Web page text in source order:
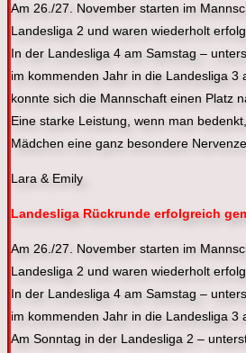
Am 26./27. November starten im
Landesliga 2 und waren wiederholt
In der Landesliga 4 am Samstag –
im kommenden Jahr in die Landesliga
konnte sich die Mannschaft einen Platz
Eine starke Leistung, wenn man
Mädchen eine ganz besondere
Lara & Emily
Landesliga Rückrunde erfolgreich
Am 26./27. November starten im
Landesliga 2 und waren wiederholt
In der Landesliga 4 am Samstag –
im kommenden Jahr in die Landesliga 3
Am Sonntag in der Landesliga 2 –